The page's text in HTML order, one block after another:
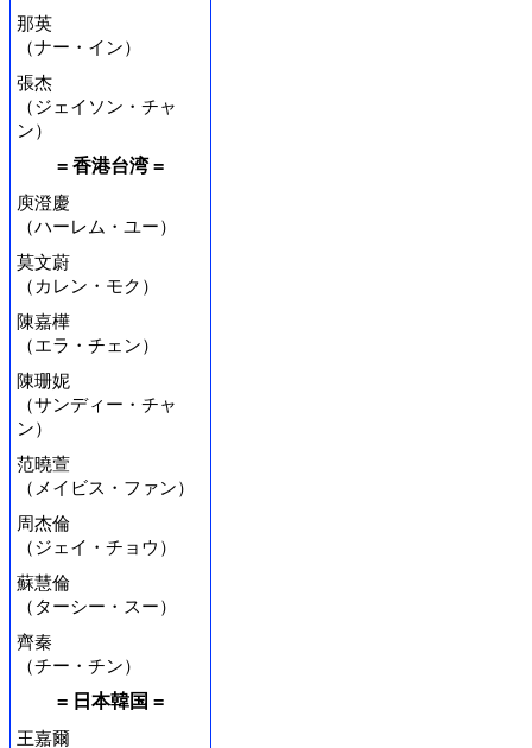
那英
（ナー・イン）
張杰
（ジェイソン・チャ
ン）
= 香港台湾 =
庾澄慶
（ハーレム・ユー）
莫文蔚
（カレン・モク）
陳嘉樺
（エラ・チェン）
陳珊妮
（サンディー・チャ
ン）
范曉萱
（メイビス・ファン）
周杰倫
（ジェイ・チョウ）
蘇慧倫
（ターシー・スー）
齊秦
（チー・チン）
= 日本韓国 =
王嘉爾